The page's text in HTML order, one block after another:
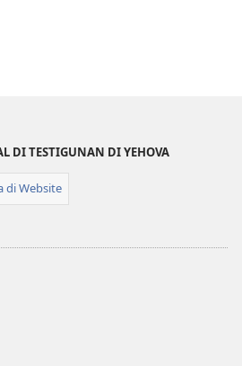
DI TESTIGUNAN DI YEHOVA
di Website